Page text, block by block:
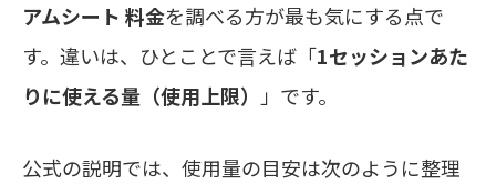
アムシート 料金を調べる方が最も気にする点で
す。違いは、ひとことで言えば「1セッションあた
りに使える量（使用上限） 」です。
公式の説明では、使用量の目安は次のように整理